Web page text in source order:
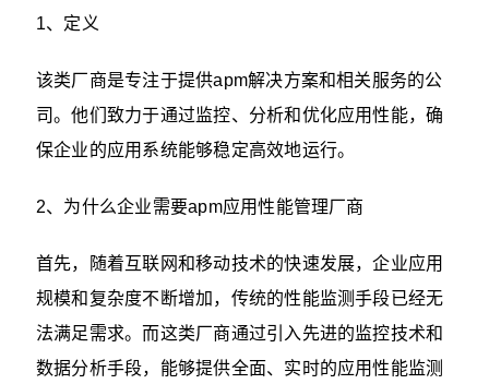
1、定义
该类厂商是专注于提供apm解决方案和相关服务的公
司。他们致力于通过监控、分析和优化应用性能，确
保企业的应用系统能够稳定高效地运行。
2、为什么企业需要apm应用性能管理厂商
首先，随着互联网和移动技术的快速发展，企业应用
规模和复杂度不断增加，传统的性能监测手段已经无
法满足需求。而这类厂商通过引入先进的监控技术和
数据分析手段，能够提供全面、实时的应用性能监测